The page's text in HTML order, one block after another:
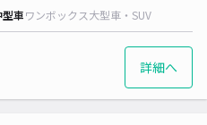
型車ワンボックス大型車・SUV
詳細へ